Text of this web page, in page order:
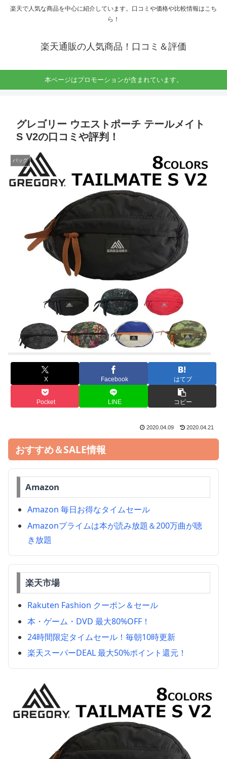
楽天で人気な商品を中心に紹介しています。口コミや価格や比較情報はこち
ら！
楽天通販の人気商品！口コミ＆評価
本ページはプロモーションが含まれています。
グレゴリー ウエストポーチ テールメイト
S V2の口コミや評判！
バッグ
X Facebook はてブ
Pocket LINE コピー
2020.04.09 2020.04.21
おすすめ＆SALE情報
Amazon
Amazon 毎日お得なタイムセール
Amazonプライムは本が読み放題＆200万曲が聴
き放題
楽天市場
Rakuten Fashion クーポン＆セール
本・ゲーム・DVD 最大80%OFF！
24時間限定タイムセール！毎朝10時更新
楽天スーパーDEAL 最大50%ポイント還元！